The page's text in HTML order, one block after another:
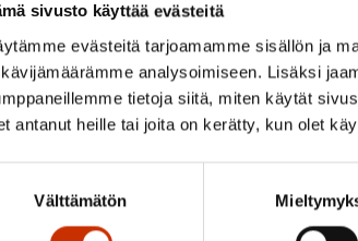
sivusto käyttää evästeitä
evästeitä tarjoamamme sisällön ja
analysoimiseen. Lisäksi
tietoja siitä, miten käytät
antanut heille tai joita on kerätty, kun olet
Välttämätön
(OKM/47/040/2012) ja piti työryhmän
Keskeiset
SAK pitää tärkeänä, että